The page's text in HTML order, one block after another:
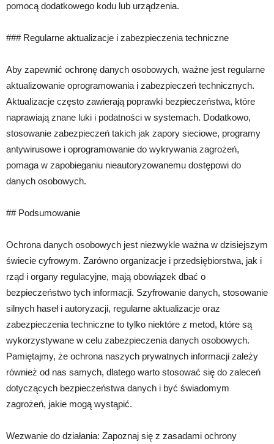
pomocą dodatkowego kodu lub urządzenia.
### Regularne aktualizacje i zabezpieczenia techniczne
Aby zapewnić ochronę danych osobowych, ważne jest regularne
aktualizowanie oprogramowania i zabezpieczeń technicznych.
Aktualizacje często zawierają poprawki bezpieczeństwa, które
naprawiają znane luki i podatności w systemach. Dodatkowo,
stosowanie zabezpieczeń takich jak zapory sieciowe, programy
antywirusowe i oprogramowanie do wykrywania zagrożeń,
pomaga w zapobieganiu nieautoryzowanemu dostępowi do
danych osobowych.
## Podsumowanie
Ochrona danych osobowych jest niezwykle ważna w dzisiejszym
świecie cyfrowym. Zarówno organizacje i przedsiębiorstwa, jak i
rząd i organy regulacyjne, mają obowiązek dbać o
bezpieczeństwo tych informacji. Szyfrowanie danych, stosowanie
silnych haseł i autoryzacji, regularne aktualizacje oraz
zabezpieczenia techniczne to tylko niektóre z metod, które są
wykorzystywane w celu zabezpieczenia danych osobowych.
Pamiętajmy, że ochrona naszych prywatnych informacji zależy
również od nas samych, dlatego warto stosować się do zaleceń
dotyczących bezpieczeństwa danych i być świadomym
zagrożeń, jakie mogą wystąpić.
Wezwanie do działania: Zapoznaj się z zasadami ochrony